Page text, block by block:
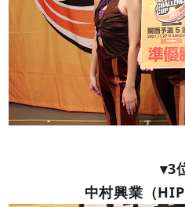
▾3
中村興業（